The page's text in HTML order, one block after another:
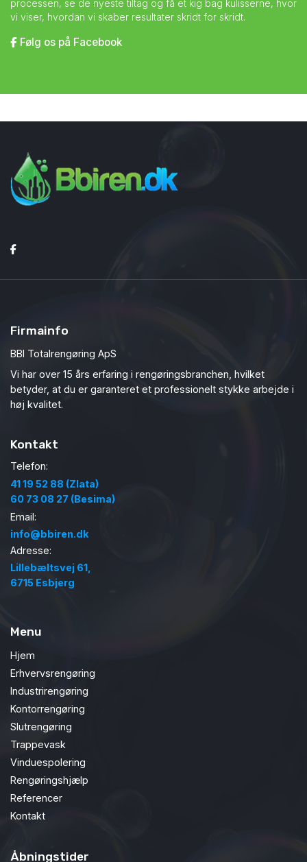
processen, se de nyeste tiltag og få et kig bag kulisserne, hvor
vi viser, hvordan vi skaber resultater skridt for skridt.
Følg os på Facebook
Firmainfo
BBI Totalrengøring ApS
Vi har over 15 års erfaring i rengøringsbranchen, hvilket
betyder, at du er garanteret et professionelt stykke arbejde i
høj kvalitet.
Kontakt
Telefon:
41 19 52 88 (Zlata)
60 73 08 27 (Besima)
Email:
info@bbiren.dk
Adresse:
Lillebæltsvej 61,
6715 Esbjerg
Menu
Hjem
Erhvervsrengøring
Industrirengøring
Kontorrengøring
Slutrengøring
Trappevask
Vinduespolering
Rengøringshjælp
Referencer
Kontakt
Åbningstider